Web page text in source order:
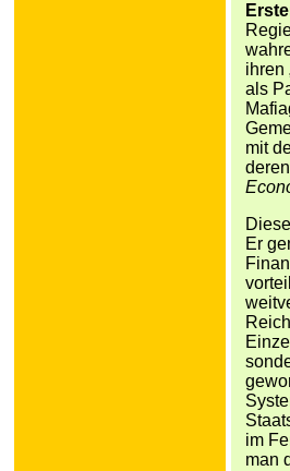
ihren
als
mit
Er
im
man